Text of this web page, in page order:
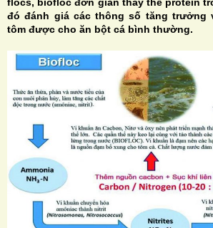
đó đánh giá các thông số tăng trưởng
tôm được cho ăn bột cá bình thường.